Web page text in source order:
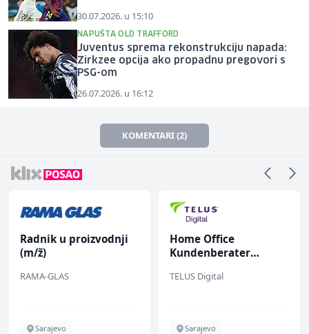
30.07.2026. u 15:10
NAPUŠTA OLD TRAFFORD
Juventus sprema rekonstrukciju napada:
Zirkzee opcija ako propadnu pregovori s
PSG-om
26.07.2026. u 16:12
KOMENTARI (2)
Radnik u proizvodnji
(m/ž)
RAMA-GLAS
Sarajevo
Home Office
Kundenberater
TELUS Digital
Sarajevo